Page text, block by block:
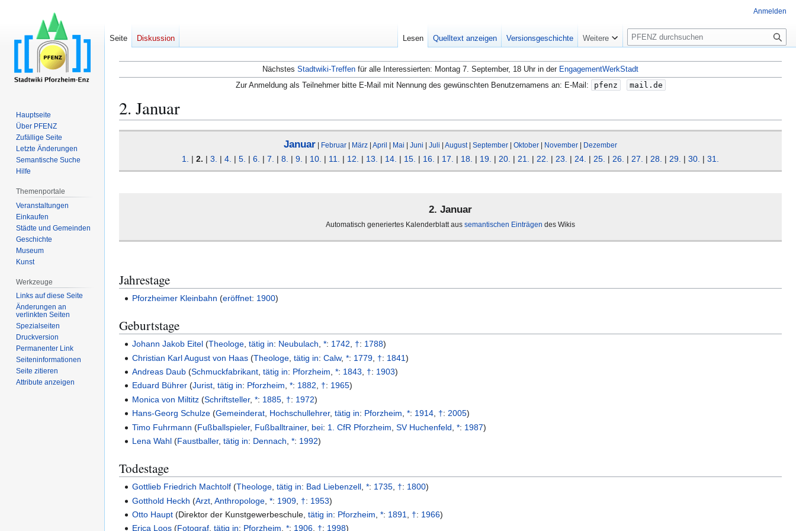
Nächstes Stadtwiki-Treffen für alle Interessierten: Montag 7. September, 18 Uhr in der EngagementWerkStadt
Zur Anmeldung als Teilnehmer bitte E-Mail mit Nennung des gewünschten Benutzernamens an: E-Mail:
pfenz mail.de
2. Januar
Januar | Februar | März | April | Mai | Juni | Juli | August| September | Oktober | November | Dezember
1. | 2. | 3. | 4. | 5. | 6. | 7. | 8. | 9. | 10. | 11. | 12. | 13. | 14. | 15. | 16. | 17. | 18. | 19. | 20. | 21. | 22. | 23. | 24. | 25. | 26. | 27. | 28. | 29. | 30. | 31.
2. Januar
Automatisch generiertes Kalenderblatt aus semantischen Einträgen des Wikis
Jahrestage
Pforzheimer Kleinbahn (eröffnet: 1900)
Geburtstage
Johann Jakob Eitel (Theologe ,tätig in: Neubulach ,*: 1742 †: 1788)
Christian Karl August von Haas (Theologe ,tätig in:Calw,*: 1779 †: 1841)
Andreas Daub (Schmuckfabrikant ,tätig in: Pforzheim ,*: 1843 †: 1903)
Eduard Bührer (Jurist,tätig in: Pforzheim,*: 1882, †: 1965)
Monica von Miltitz (Schriftsteller,*: 1885 †: 1972)
Hans-Georg Schulze (Gemeinderat Hochschullehrer,tätig in: Pforzheim ,*: 1914 †: 2005)
Timo Fuhrmann (Fußballspieler, Fußballtrainer, bei: 1. CfR Pforzheim ,SV Huchenfeld ,*: 1987)
Lena Wahl (Faustballer,tätig in: Dennach ,*: 1992)
Todestage
Gottlieb Friedrich Machtolf (Theologe ,tätig in: Bad Liebenzell ,*: 1735 †: 1800)
Gotthold Heckh (Arzt ,Anthropologe ,*: 1909 †: 1953)
Otto Haupt (Direktor der Kunstgewerbeschule ,tätig in: Pforzheim ,*: 1891 †: 1966)
Erica Loos (Fotograf,tätig in: Pforzheim,*: 1906, †: 1998)
Anmelden
Seite Diskussion Lesen Quelltext anzeigen Versionsgeschichte Weitere
S
u
c
h
e
Hauptseite
Über PFENZ
Zufällige Seite
Letzte Änderungen
Semantische Suche
Hilfe
Themenportale
Veranstaltungen
Einkaufen
Städte und Gemeinden
Geschichte
Museum
Kunst
Werkzeuge
Links auf diese Seite
Änderungen an
verlinkten Seiten
Spezialseiten
Druckversion
Permanenter Link
Seiten­­informationen
Seite zitieren
Attribute anzeigen